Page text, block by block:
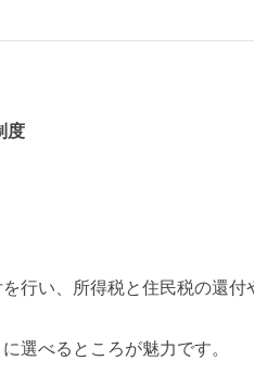
度
行い、所得税と住民税の還付
選べるところが魅力です。